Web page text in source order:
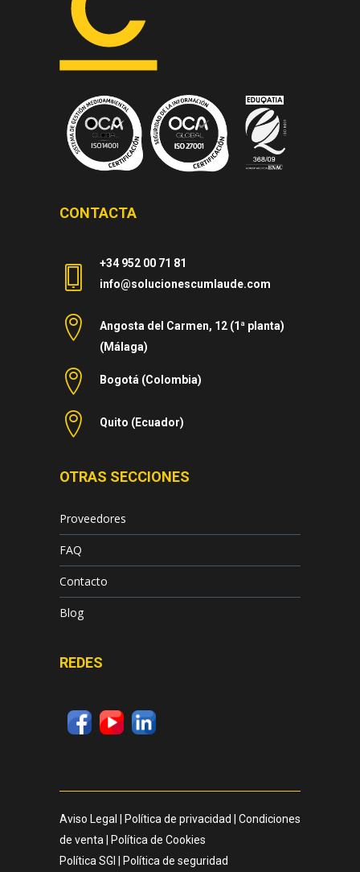
CONTACTA
+34 952 00 71 81
info@solucionescumlaude.com
Angosta del Carmen, 12 (1ª planta)
(Málaga)
Bogotá (Colombia)
Quito (Ecuador)
OTRAS SECCIONES
Proveedores
FAQ
Contacto
Blog
REDES
Aviso Legal Política de privacidad
Condiciones
de venta
Política de Cookies
Política SGI
Política de seguridad